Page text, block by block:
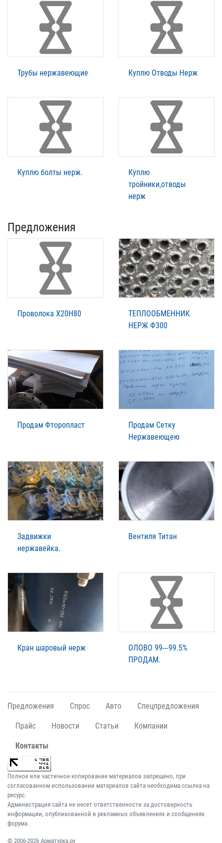
Трубы нержавеющие Куплю Отводы Нерж
Куплю болты нерж.
Куплю
тройники,отводы
нерж
Предложения
Проволока Х20Н80
ТЕПЛООБМЕННИК
НЕРЖ Ф300
Продам Фторопласт
Продам Сетку
Нержавеющею
Задвижки
нержавейка.
Вентиля Титан
Кран шаровый нерж
ОЛОВО 99---99.5%
ПРОДАМ.
Предложения Спрос Авто Спецпредложения
Прайс Новости Статьи Компании
Контакты
Полное или частичное копирование материалов запрещено, при
согласованном использовании материалов сайта необходима ссылка на
ресурс.
Администрация сайта не несет ответственности за достоверность
информации, опубликованной в рекламных объявлениях и сообщениях
форума.
© 2006-2026 Арматурка.ру